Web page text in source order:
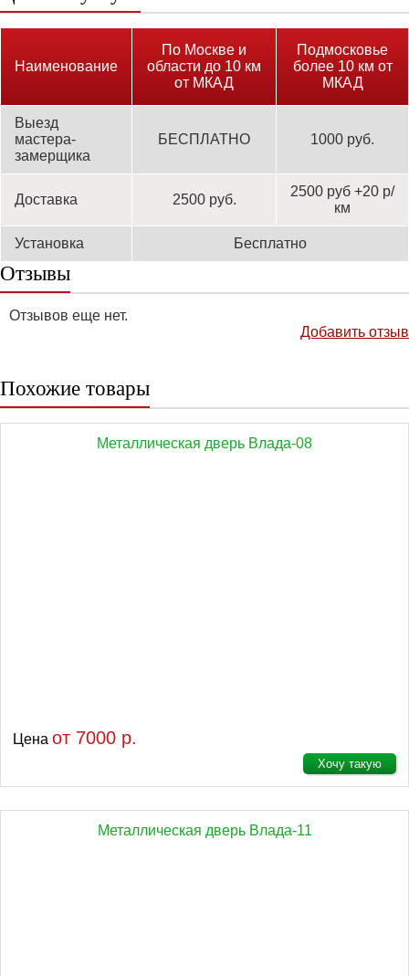
Наименование
По Москве и
области до 10 км
от МКАД
Подмосковье
более 10 км от
МКАД
Выезд
мастера-
замерщика
БЕСПЛАТНО 1000 руб.
Доставка 2500 руб.
2500 руб +20 р/
км
Установка Бесплатно
Отзывы
Отзывов еще нет.
Добавить отзыв
Похожие товары
Металлическая дверь Влада-08
Цена от 7000 р.
Хочу такую
Металлическая дверь Влада-11